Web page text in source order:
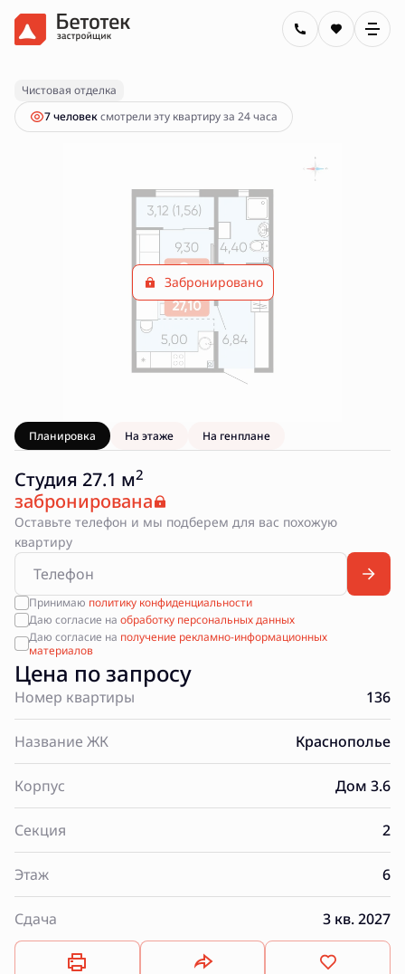
Студия27.1 м2 Цена по запросу
Чистовая отделка
7 человексмотрели эту квартиру за 24 часа
Забронировано
Планировка На этаже На генплане
Студия 27.1 м2
забронирована
Оставьте телефон и мы подберем для вас похожую
квартиру
Принимаю политику конфиденциальности
Даю согласие на обработку персональных данных
Даю согласие на получение рекламно-информационных
материалов
Цена по запросу
Номер квартиры 136
Название ЖК Краснополье
Корпус Дом 3.6
Секция 2
Этаж 6
Сдача 3 кв. 2027